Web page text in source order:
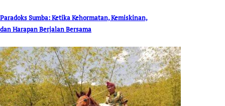
Paradoks Sumba: Ketika Kehormatan, Kemiskinan,
dan Harapan Berjalan Bersama